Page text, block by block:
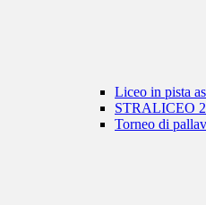
Liceo in pista
STRALICEO
Torneo di